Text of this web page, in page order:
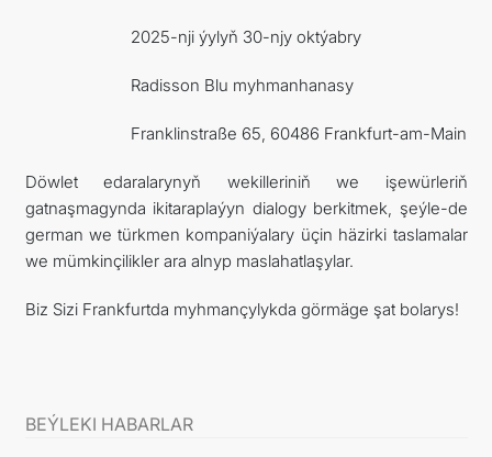
2025-nji ýylyň 30-njy oktýabry
Radisson Blu myhmanhanasy
Franklinstraße 65, 60486 Frankfurt-am-Main
Döwlet edaralarynyň wekilleriniň we işewürleriň
gatnaşmagynda ikitaraplaýyn dialogy berkitmek, şeýle-de
german we türkmen kompaniýalary üçin häzirki taslamalar
we mümkinçilikler ara alnyp maslahatlaşylar.
Biz Sizi Frankfurtda myhmançylykda görmäge şat bolarys!
BEÝLEKI HABARLAR